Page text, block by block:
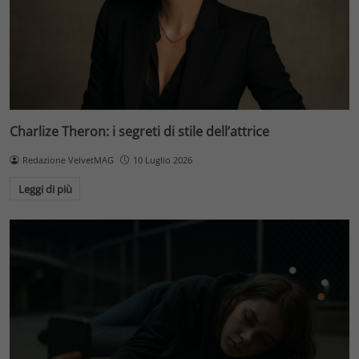
Charlize Theron: i segreti di stile dell’attrice
Redazione VelvetMAG 10 Luglio 2026
Leggi di più